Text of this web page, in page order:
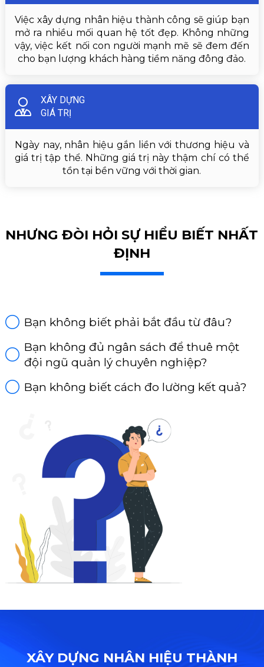
Việc xây dựng nhân hiệu thành công sẽ giúp bạn
mở ra nhiều mối quan hệ tốt đẹp. Không những
vậy, việc kết nối con người mạnh mẽ sẽ đem đến
cho bạn lượng khách hàng tiềm năng đông đảo.
XÂY DỰNG
GIÁ TRỊ
Ngày nay, nhân hiệu gắn liền với thương hiệu và
giá trị tập thể. Những giá trị này thậm chí có thể
tồn tại bền vững với thời gian.
NHƯNG ĐÒI HỎI SỰ HIỂU BIẾT NHẤT
ĐỊNH
Bạn không biết phải bắt đầu từ đâu?
Bạn không đủ ngân sách để thuê một
đội ngũ quản lý chuyên nghiệp?
Bạn không biết cách đo lường kết quả?
XÂY DỰNG NHÂN HIỆU THÀNH